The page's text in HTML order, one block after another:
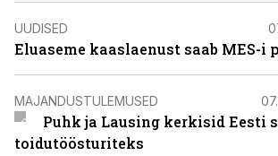
UUDISED
Eluaseme kaaslaenust saab MES-i
MAJANDUSTULEMUSED
Puhk ja Lausing kerkisid Eesti
toidutöösturiteks